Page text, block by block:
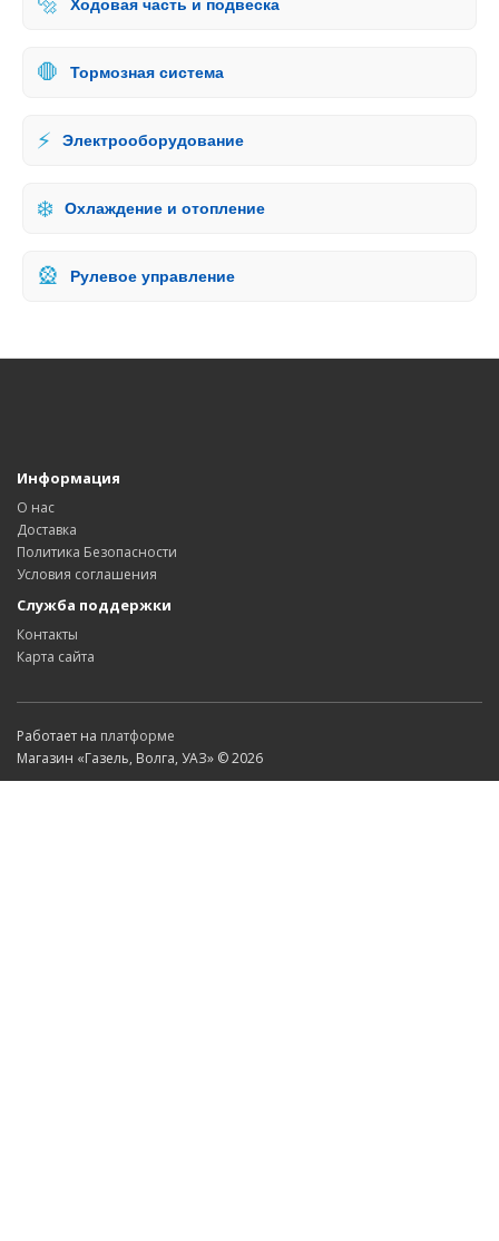
Ходовая часть и подвеска
🛑 Тормозная система
⚡ Электрооборудование
❄️ Охлаждение и отопление
🎡 Рулевое управление
Информация
О нас
Доставка
Политика Безопасности
Условия соглашения
Служба поддержки
Контакты
Карта сайта
Работает на платформе
Магазин «Газель, Волга, УАЗ» © 2026